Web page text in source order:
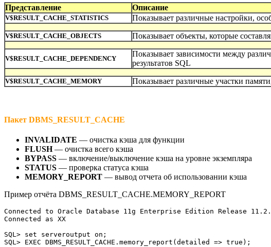
Представление Описание
V$RESULT_CACHE_STATISTICS Показывает различные настройки,
V$RESULT_CACHE_OBJECTS Показывает объекты, которые
V$RESULT_CACHE_DEPENDENCY
Показывает зависимости между
результатов SQL
V$RESULT_CACHE_MEMORY Показывает различные участки
Пакет DBMS_RESULT_CACHE
INVALIDATE — очистка кэша для функции
FLUSH— очистка всего кэша
BYPASS — включение/выключение кэша на уровне экземпляра
STATUS — проверка статуса кэша
MEMORY_REPORT — вывод отчета об использовании кэша
Пример отчёта DBMS_RESULT_CACHE.MEMORY_REPORT
Connected to Oracle Database 11g Enterprise Edition Release
Connected as XX
SQL> set serveroutput on;
SQL> EXEC DBMS_RESULT_CACHE.memory_report(detailed => true);